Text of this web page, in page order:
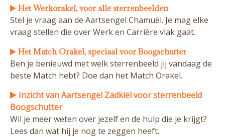
Het Werkorakel, voor alle sterrenbeelden
Stel je vraag aan de Aartsengel Chamuël. Je mag elke
vraag stellen die over Werk en Carrière vlak gaat.
Het Match Orakel, speciaal voor Boogschutter
Ben je benieuwd met welk sterrenbeeld jij vandaag de
beste Match hebt? Doe dan het Match Orakel.
Inzicht van Aartsengel Zadkiël voor sterrenbeeld
Boogschutter
Wil je meer weten over jezelf en de hulp die je krijgt?
Lees dan wat hij je nog te zeggen heeft.